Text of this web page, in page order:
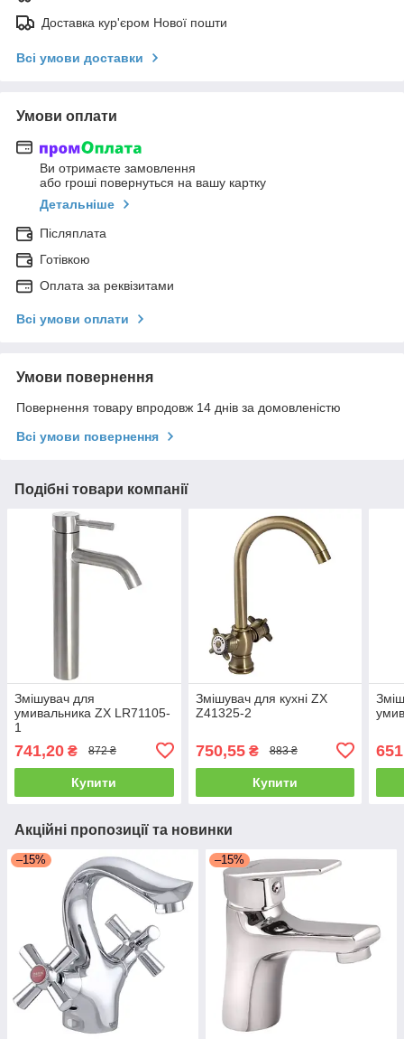
Доставка кур'єром Нової пошти
Всі умови доставки
Умови оплати
Ви отримаєте замовлення
або гроші повернуться на вашу картку
Детальніше
Післяплата
Готівкою
Оплата за реквізитами
Всі умови оплати
Умови повернення
Повернення товару впродовж 14 днів за домовленістю
Всі умови повернення
Подібні товари компанії
Змішувач для
умивальника ZX LR71105-
1
741,20 ₴ 872 ₴
Купити
Змішувач для кухні ZX
Z41325-2
750,55₴ 883 ₴
Купити
Акційні пропозиції та новинки
–15% –15%